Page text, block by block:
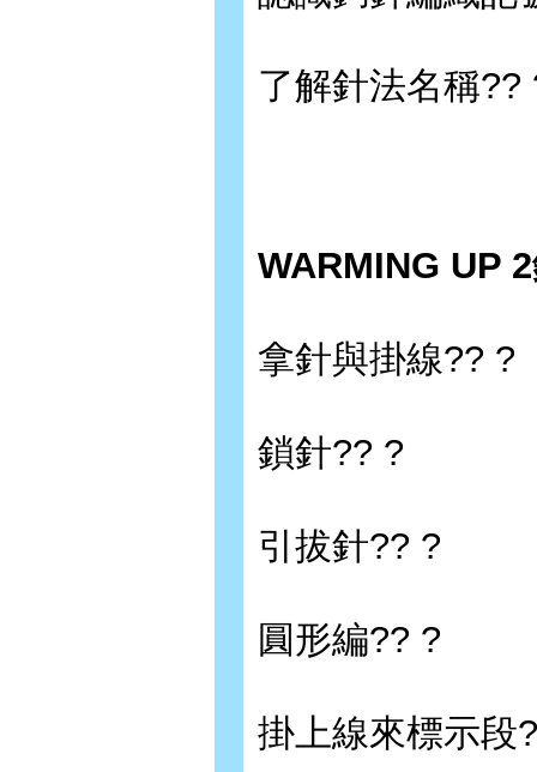
了解針法名稱??
WARMING UP
拿針與掛線?? ?
鎖針?? ?
引拔針?? ?
圓形編?? ?
掛上線來標示段